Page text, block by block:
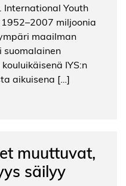
Youth
miljoonia
maailman
suomalainen
IYS:n
aikuisena […]
muuttuvat,
säilyy